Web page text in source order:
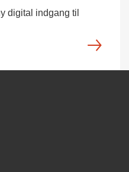
digital indgang til